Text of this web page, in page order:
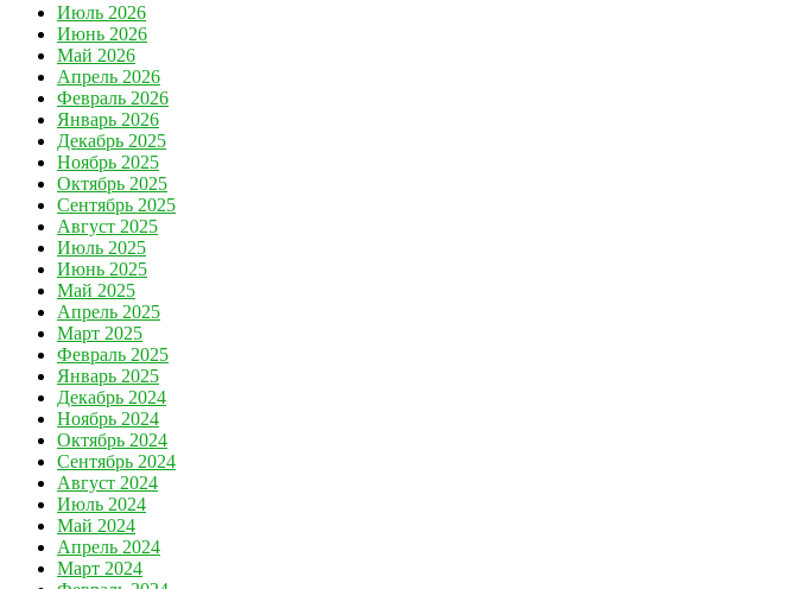
Июль 2026
Июнь 2026
Май 2026
Апрель 2026
Февраль 2026
Январь 2026
Декабрь 2025
Ноябрь 2025
Октябрь 2025
Сентябрь 2025
Август 2025
Июль 2025
Июнь 2025
Май 2025
Апрель 2025
Март 2025
Февраль 2025
Январь 2025
Декабрь 2024
Ноябрь 2024
Октябрь 2024
Сентябрь 2024
Август 2024
Июль 2024
Май 2024
Апрель 2024
Март 2024